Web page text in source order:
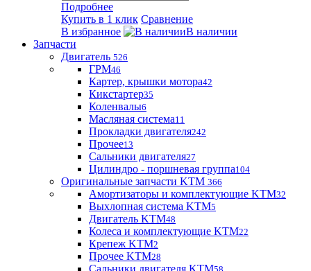
Подробнее
Купить в 1 клик Сравнение
В избранное
В наличии
Запчасти
Двигатель 526
ГРМ46
Картер, крышки мотора42
Кикстартер35
Коленвалы6
Масляная система11
Прокладки двигателя242
Прочее13
Сальники двигателя27
Цилиндро - поршневая группа104
Оригинальные запчасти KTM 366
Амортизаторы и комплектующие KTM32
Выхлопная система KTM5
Двигатель KTM48
Колеса и комплектующие KTM22
Крепеж KTM2
Прочее KTM28
Сальники двигателя KTM